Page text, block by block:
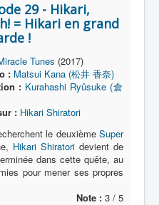
29 - Hikari,
= Hikari en grand
!
Tunes (2017)
: Matsui Kana (松井 香奈)
: Kurahashi Ryûsuke (倉
: Hikari Shiratori
le deuxième Super
Hikari Shiratoridevient de
dans cette quête, au
pour mener ses propres
Note : 3 / 5